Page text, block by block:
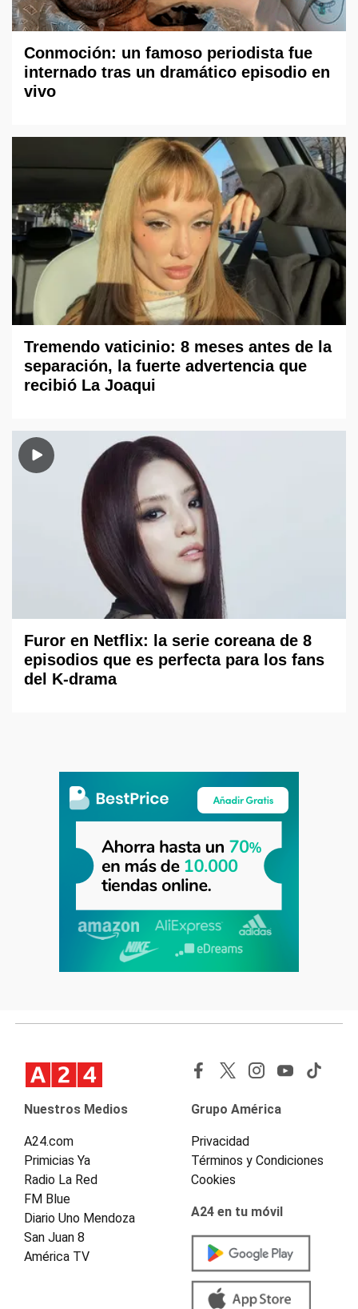
Conmoción: un famoso periodista fue
internado tras un dramático episodio en
vivo
Tremendo vaticinio: 8 meses antes de la
separación, la fuerte advertencia que
recibió La Joaqui
Furor en Netflix: la serie coreana de 8
episodios que es perfecta para los fans
del K-drama
Nuestros Medios
A24.com
Primicias Ya
Radio La Red
FM Blue
Diario Uno Mendoza
San Juan 8
América TV
Grupo América
Privacidad
Términos y Condiciones
Cookies
A24 en tu móvil